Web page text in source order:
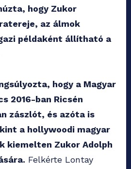
hogy Zukor
az álmok
példaként állítható a
hogy a Magyar
2016-ban Ricsén
zászlót, és azóta is
a hollywoodi magyar
kiemelten Zukor Adolph
Felkérte Lontay